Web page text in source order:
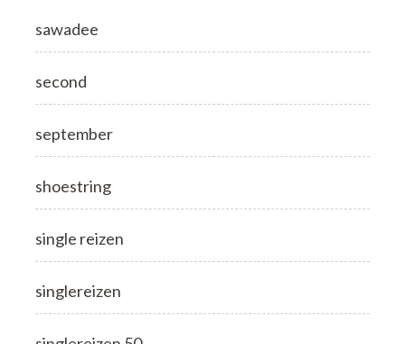
sawadee
second
september
shoestring
single reizen
singlereizen